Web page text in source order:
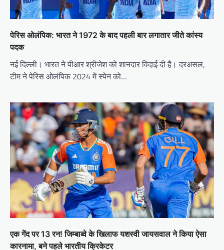
पेरिस ओलंपिक: भारत ने 1972 के बाद पहली बार लगातार जीते कांस्य
पदक
नई दिल्ली। भारत ने पीआर श्रीजेश को शानदार विदाई दी है। दरअसल,
टीम ने पेरिस ओलंपिक 2024 में स्पेन को…
एक गेंद पर 13 रन! जिम्बाब्वे के खिलाफ यशस्वी जायसवाल ने किया ऐसा
कारनामा, बने पहले भारतीय क्रिकेटर